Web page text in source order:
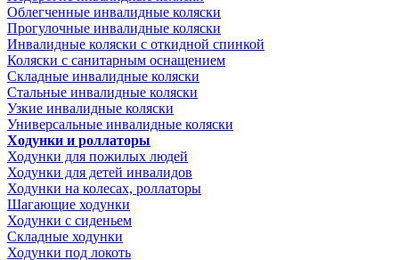
Облегченные инвалидные коляски
Прогулочные инвалидные коляски
Инвалидные коляски с откидной спинкой
Коляски с санитарным оснащением
Складные инвалидные коляски
Стальные инвалидные коляски
Узкие инвалидные коляски
Универсальные инвалидные коляски
Ходунки и роллаторы
Ходунки для пожилых людей
Ходунки для детей инвалидов
Ходунки на колесах, роллаторы
Шагающие ходунки
Ходунки с сиденьем
Складные ходунки
Ходунки под локоть